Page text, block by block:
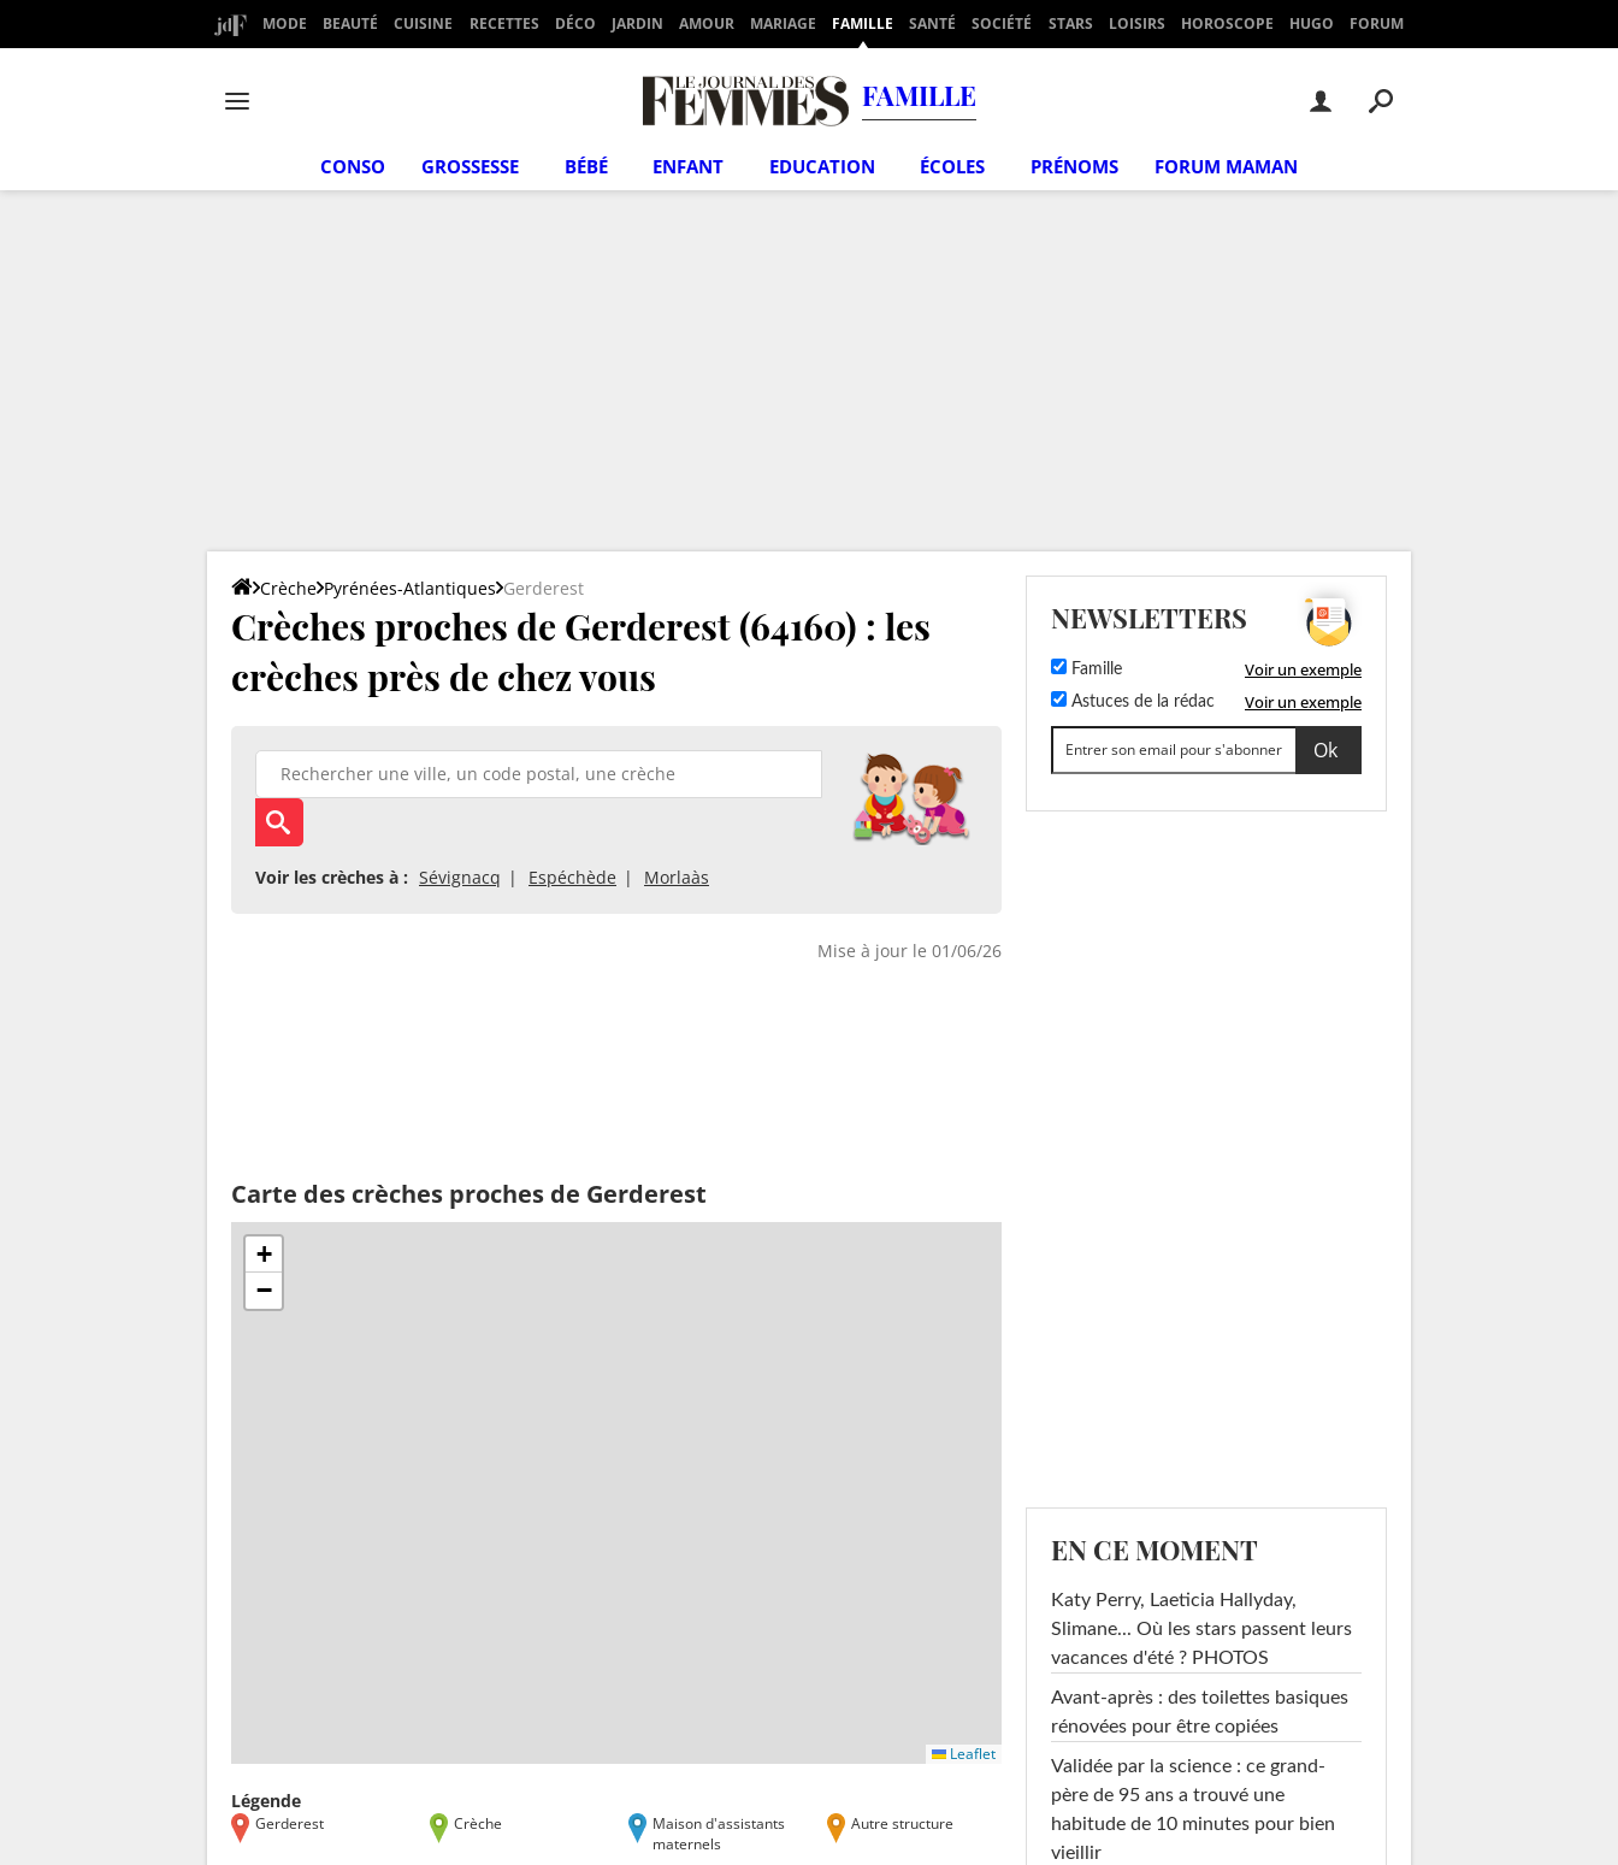
MODE BEAUTÉ CUISINE RECETTES DÉCO JARDIN AMOUR MARIAGE FAMILLE SANTÉ SOCIÉTÉ STARS LOISIRS HOROSCOPE HUGO FORUM
FAMILLE
CONSO GROSSESSE BÉBÉ ENFANT EDUCATION ÉCOLES PRÉNOMS FORUM MAMAN
Crèche Pyrénées-Atlantiques Gerderest
Crèches proches de Gerderest (64160) : les
crèches près de chez vous
Voir les crèches à : Sévignacq Espéchède Morlaàs
Mise à jour le 01/06/26
Carte des crèches proches de Gerderest
+
−
Leaflet
Légende
Gerderest Crèche
Maison d'assistants
maternels
Autre structure
NEWSLETTERS
Famille Voir un exemple
Astuces de la rédac Voir un exemple
EN CE MOMENT
Katy Perry, Laeticia Hallyday,
Slimane... Où les stars passent leurs
vacances d'été ? PHOTOS
Avant-après : des toilettes basiques
rénovées pour être copiées
Validée par la science : ce grand-
père de 95 ans a trouvé une
habitude de 10 minutes pour bien
vieillir